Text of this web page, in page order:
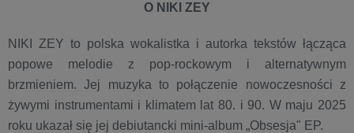
O NIKI ZEY
NIKI ZEY to polska wokalistka i autorka tekstów łącząca
popowe melodie z pop-rockowym i alternatywnym
brzmieniem. Jej muzyka to połączenie nowoczesności z
żywymi instrumentami i klimatem lat 80. i 90. W maju 2025
roku ukazał się jej debiutancki mini-album „Obsesja" EP.